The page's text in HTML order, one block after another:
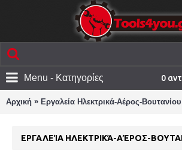
0
Menu - Κατηγορίες
Αρχική » Εργαλεία Ηλεκτρικά-Αέρος-Βουτανίου
ΕΡΓΑΛΕΊΑ ΗΛΕΚΤΡΙΚΆ-ΑΈΡΟΣ-